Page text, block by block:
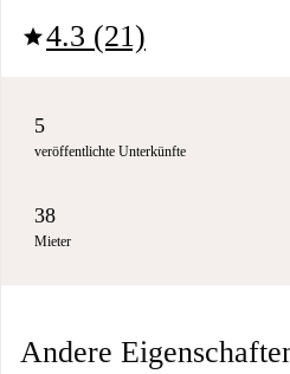
star4.3 (21)
5
veröffentlichte Unterkünfte
38
Mieter
Andere